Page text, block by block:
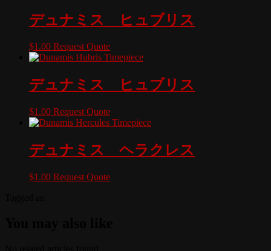
デュナミス ヒュブリス
$1.00 Request Quote
デュナミス ヒュブリス
$1.00 Request Quote
デュナミス ヘラクレス
$1.00 Request Quote